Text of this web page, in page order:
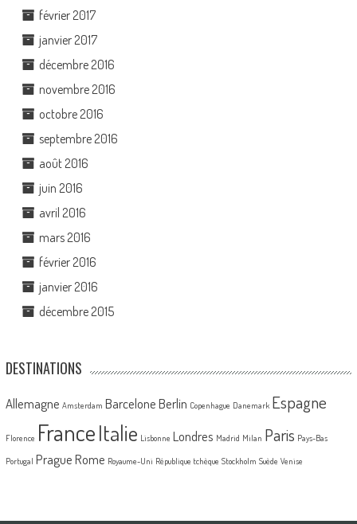
février 2017
janvier 2017
décembre 2016
novembre 2016
octobre 2016
septembre 2016
août 2016
juin 2016
avril 2016
mars 2016
février 2016
janvier 2016
décembre 2015
DESTINATIONS
Allemagne Amsterdam BarceloneBerlin Copenhague Danemark Espagne
Florence FranceItalie Lisbonne Londres Madrid Milan Paris Pays-Bas
Portugal PragueRome Royaume-Uni République tchèque Stockholm Suède Venise